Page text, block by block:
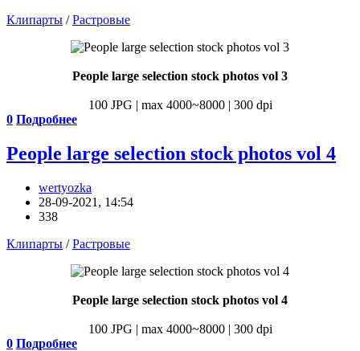
Клипарты /Растровые
People large selection stock photos vol 3
100 JPG | max 4000~8000 | 300 dpi
0 Подробнее
People large selection stock photos vol 4
wertyozka
28-09-2021, 14:54
338
Клипарты /Растровые
People large selection stock photos vol 4
100 JPG | max 4000~8000 | 300 dpi
0 Подробнее